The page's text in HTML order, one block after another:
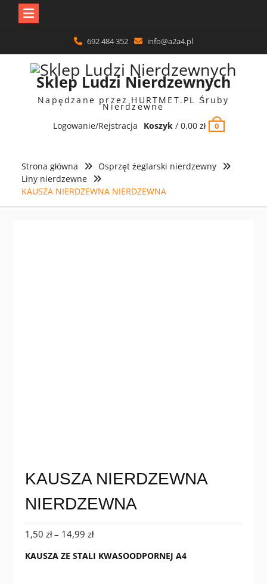
content
692 484 352 info@a2a4.pl
Sklep Ludzi Nierdzewnych
Napędzane przez HURTMET.PL Śruby
Nierdzewne
Logowanie/Rejstracja
Koszyk /0,00zł 0
Strona główna
Osprzęt żeglarski nierdzewny
Liny nierdzewne
KAUSZA NIERDZEWNA NIERDZEWNA
KAUSZA NIERDZEWNA
NIERDZEWNA
1,50 zł – 14,99 złZakres
od
KAUSZA ZE STALI KWASOODPORNEJ A4